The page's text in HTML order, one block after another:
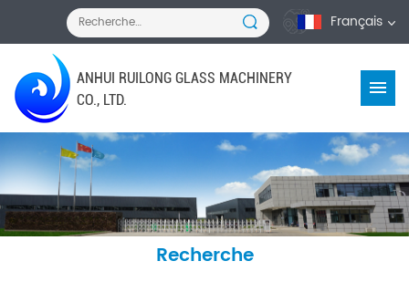
Français
ANHUI RUILONG GLASS MACHINERY
CO., LTD.
Recherche